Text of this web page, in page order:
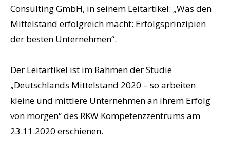
Consulting GmbH, in seinem Leitartikel: „Was den
Mittelstand erfolgreich macht: Erfolgsprinzipien
der besten Unternehmen“.
Der Leitartikel ist im Rahmen der Studie
„Deutschlands Mittelstand 2020 – so arbeiten
kleine und mittlere Unternehmen an ihrem Erfolg
von morgen“ des RKW Kompetenzzentrums am
23.11.2020 erschienen.